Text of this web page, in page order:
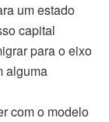
um estado
capital
para o eixo
alguma
com o modelo